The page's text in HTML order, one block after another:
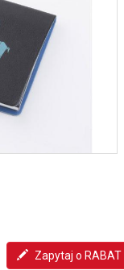
Zapytaj o RABAT